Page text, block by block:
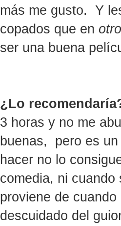
más me gusto. Y
copados que en
ser una buena
¿Lo
3 horas y no me
buenas, pero es
hacer no lo
comedia, ni
proviene de
descuidado del